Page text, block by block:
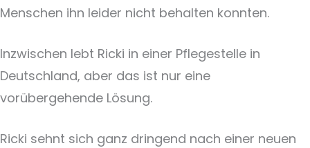
Menschen ihn leider nicht behalten konnten.
Inzwischen lebt Ricki in einer Pflegestelle in
Deutschland, aber das ist nur eine
vorübergehende Lösung.
Ricki sehnt sich ganz dringend nach einer neuen